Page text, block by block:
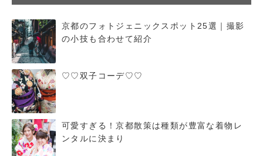
京都のフォトジェニックスポット25選｜撮影
の小技も合わせて紹介
♡♡双子コーデ♡♡
可愛すぎる！京都散策は種類が豊富な着物レ
ンタルに決まり